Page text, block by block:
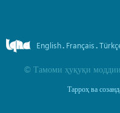
English. Français.
© Тамоми ҳуқуқи
Тарроҳ ва